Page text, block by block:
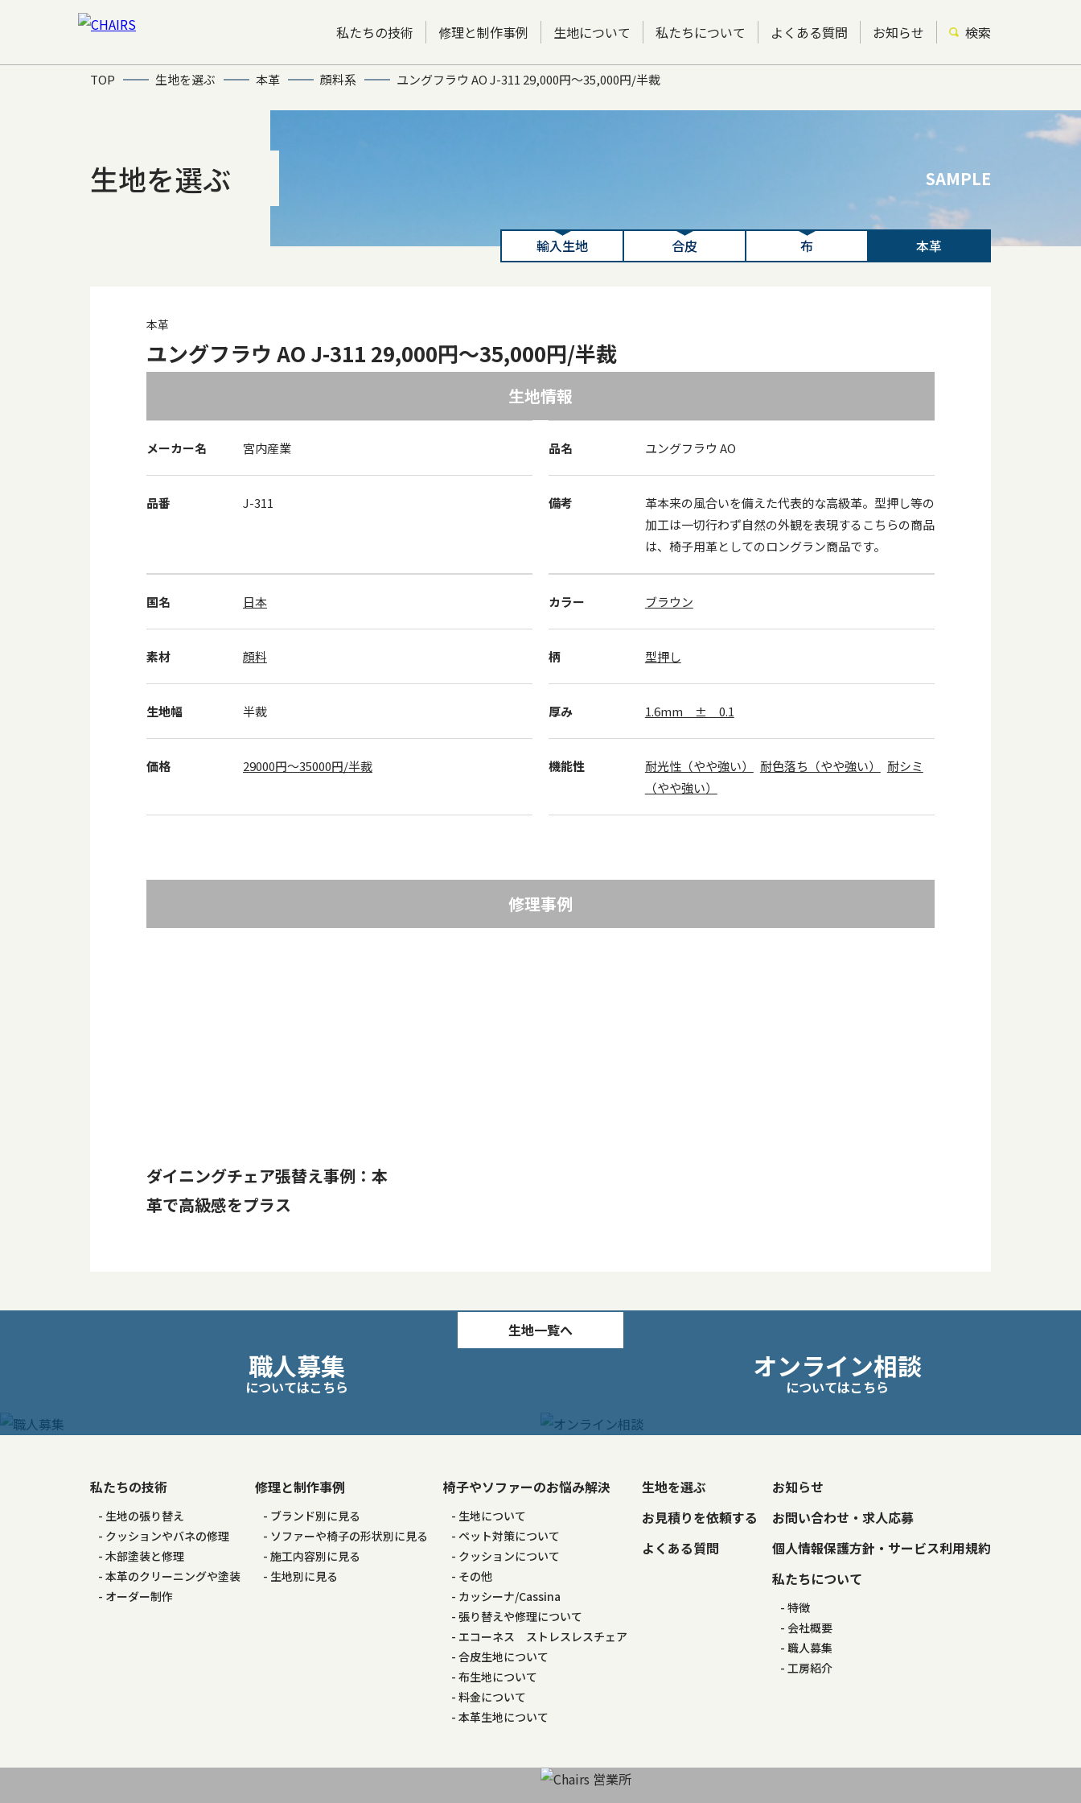
私たちの技術 修理と制作事例 生地について 私たちについて よくある質問 お知らせ 検索
TOP 生地を選ぶ 本革 顔料系 ユングフラウ AO J-311 29,000円～35,000円/半裁
生地を選ぶ SAMPLE
輸入生地 合皮 布 本革
本革
ユングフラウ AO J-311 29,000円～35,000円/半裁
生地情報
メーカー名 宮内産業 品名 ユングフラウ AO
品番 J-311 備考
革本来の風合いを備えた代表的な高級革。型押し等の
加工は一切行わず自然の外観を表現するこちらの商品
は、椅子用革としてのロングラン商品です。
国名 日本 カラー ブラウン
素材 顔料 柄 型押し
生地幅 半裁 厚み 1.6mm ± 0.1
価格 29000円～35000円/半裁 機能性 耐光性（やや強い） 耐色落ち（やや強い）
耐シミ
（やや強い）
修理事例
ダイニングチェア張替え事例：本
革で高級感をプラス
ゲ
ー
シ
生地一覧へ
職人募集
についてはこちら
オンライン相談
についてはこちら
私たちの技術
生地の張り替え
クッションやバネの修理
木部塗装と修理
本革のクリーニングや塗装
オーダー制作
修理と制作事例
ブランド別に見る
ソファーや椅子の形状別に見る
施工内容別に見る
生地別に見る
椅子やソファーのお悩み解決
生地について
ペット対策について
クッションについて
その他
カッシーナ/Cassina
張り替えや修理について
エコーネス ストレスレスチェア
合皮生地について
布生地について
料金について
本革生地について
生地を選ぶ
お見積りを依頼する
よくある質問
お知らせ
お問い合わせ・求人応募
個人情報保護方針・サービス利用規約
私たちについて
特徴
会社概要
職人募集
工房紹介